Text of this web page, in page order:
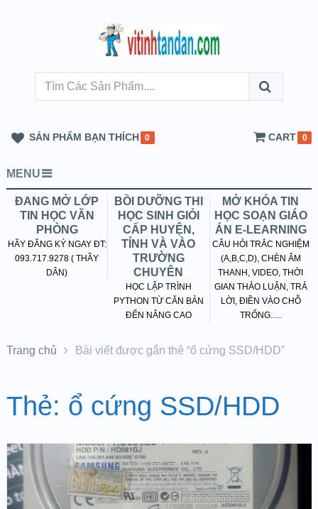
SẢN PHẨM BẠN THÍCH 0 CART 0
MENU
ĐANG MỞ LỚP
TIN HỌC VĂN
PHÒNG
HÃY ĐĂNG KÝ NGAY ĐT:
093.717.9278 ( THẦY
DÂN)
BỒI DƯỠNG THI
HỌC SINH GIỎI
CẤP HUYỆN,
TỈNH VÀ VÀO
TRƯỜNG
CHUYÊN
HỌC LẬP TRÌNH
PYTHON TỪ CĂN BẢN
ĐẾN NÂNG CAO
MỞ KHÓA TIN
HỌC SOẠN GIÁO
ÁN E-LEARNING
CÂU HỎI TRẮC NGHIỆM
(A,B,C,D), CHÈN ÂM
THANH, VIDEO, THỜI
GIAN THẢO LUẬN, TRẢ
LỜI, ĐIỀN VÀO CHỖ
TRỐNG.....
Trang chủ Bài viết được gắn thẻ “ổ cứng SSD/HDD”
Thẻ: ổ cứng SSD/HDD